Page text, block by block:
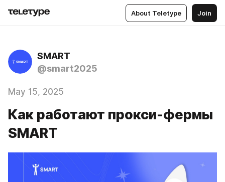
About Teletype Join
SMART
@smart2025
May 15, 2025
Как работают прокси-фермы
SMART